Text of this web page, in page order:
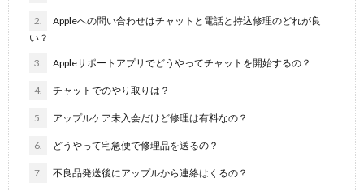
2.
Appleへの問い合わせはチャットと電話と持込修理のどれが良
い？
3. Appleサポートアプリでどうやってチャットを開始するの？
4. チャットでのやり取りは？
5. アップルケア未入会だけど修理は有料なの？
6. どうやって宅急便で修理品を送るの？
7. 不良品発送後にアップルから連絡はくるの？